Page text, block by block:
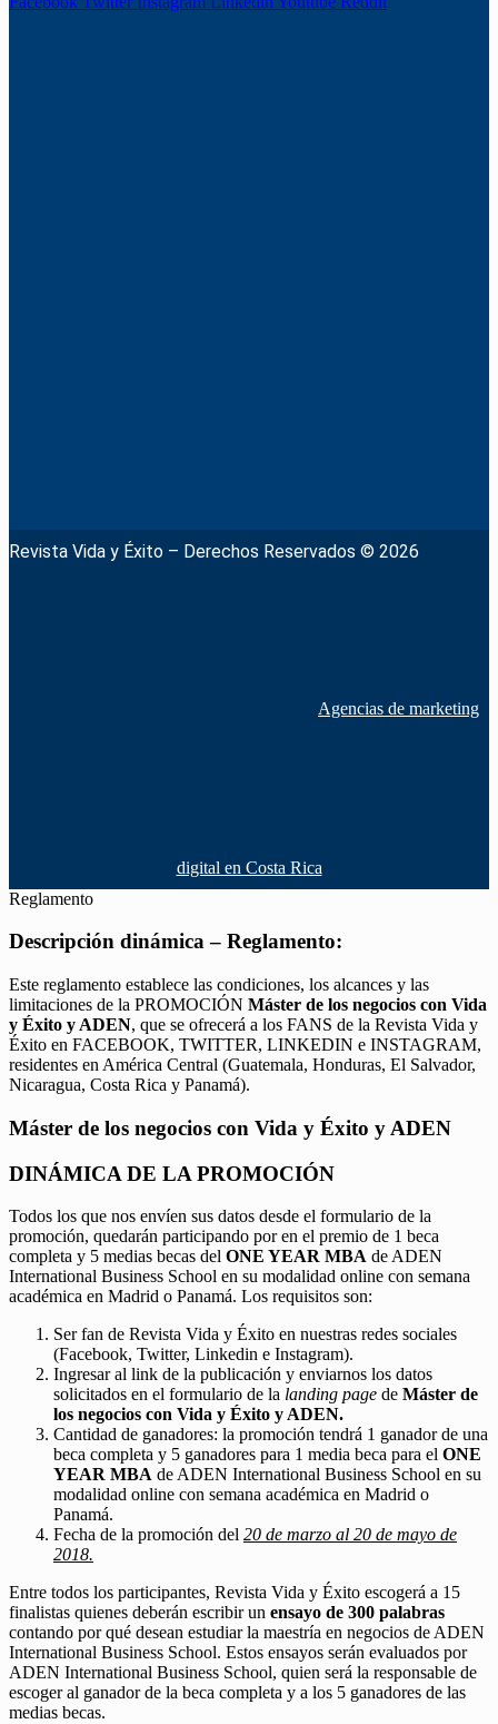
Revista Vida y Éxito – Derechos Reservados © 2026
Agencias de marketing
digital en Costa Rica
Reglamento
Descripción dinámica – Reglamento:
Este reglamento establece las condiciones, los alcances y las
limitaciones de la PROMOCIÓN Máster de los negocios con Vida
y Éxito y ADEN, que se ofrecerá a los FANS de la Revista Vida y
Éxito en FACEBOOK, TWITTER, LINKEDIN e INSTAGRAM,
residentes en América Central (Guatemala, Honduras, El Salvador,
Nicaragua, Costa Rica y Panamá).
Máster de los negocios con Vida y Éxito y ADEN
DINÁMICA DE LA PROMOCIÓN
Todos los que nos envíen sus datos desde el formulario de la
promoción, quedarán participando por en el premio de 1 beca
completa y 5 medias becas del ONE YEAR MBA de ADEN
International Business School en su modalidad online con semana
académica en Madrid o Panamá. Los requisitos son:
Ser fan de Revista Vida y Éxito en nuestras redes sociales
(Facebook, Twitter, Linkedin e Instagram).
Ingresar al link de la publicación y enviarnos los datos
solicitados en el formulario de la landing page de Máster de
los negocios con Vida y Éxito y ADEN.
Cantidad de ganadores: la promoción tendrá 1 ganador de una
beca completa y 5 ganadores para 1 media beca para el ONE
YEAR MBA de ADEN International Business School en su
modalidad online con semana académica en Madrid o
Panamá.
Fecha de la promoción del 20 de marzo al 20 de mayo de
2018.
Entre todos los participantes, Revista Vida y Éxito escogerá a 15
finalistas quienes deberán escribir un ensayo de 300 palabras
contando por qué desean estudiar la maestría en negocios de ADEN
International Business School. Estos ensayos serán evaluados por
ADEN International Business School, quien será la responsable de
escoger al ganador de la beca completa y a los 5 ganadores de las
medias becas.